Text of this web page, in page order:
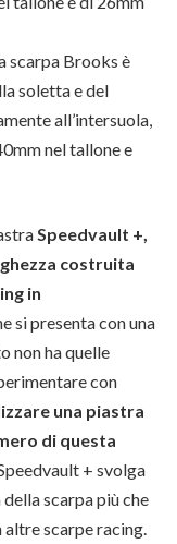
scarpa Brooks è
soletta e del
all’intersuola,
nel tallone e
Speedvault +,
costruita
in
si presenta con una
non ha quelle
con
una piastra
di questa
+ svolga
scarpa più che
scarpe racing.